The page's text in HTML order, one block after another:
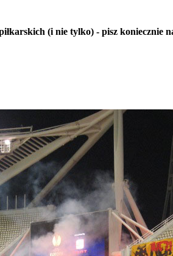
(i nie tylko) - pisz koniecznie